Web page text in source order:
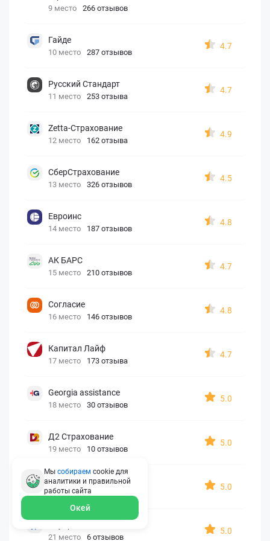
9 место 266 отзывов
Гайде
10 место 287 отзывов
4.7
Русский Стандарт
11 место 253 отзыва
4.7
Zetta-Страхование
12 место 162 отзыва
4.9
СберСтрахование
13 место 326 отзывов
4.5
Евроинс
14 место 187 отзывов
4.8
АК БАРС
15 место 210 отзывов
4.7
Согласие
16 место 146 отзывов
4.8
Капитал Лайф
17 место 173 отзыва
4.7
Georgia assistance
18 место 30 отзывов
5.0
Д2 Страхование
19 место 10 отзывов
5.0
АйАйСи
20 место 7 отзывов
5.0
21 место 6 отзывов
5.0
Мы собираем cookie для
аналитики и правильной
работы сайта
Окей